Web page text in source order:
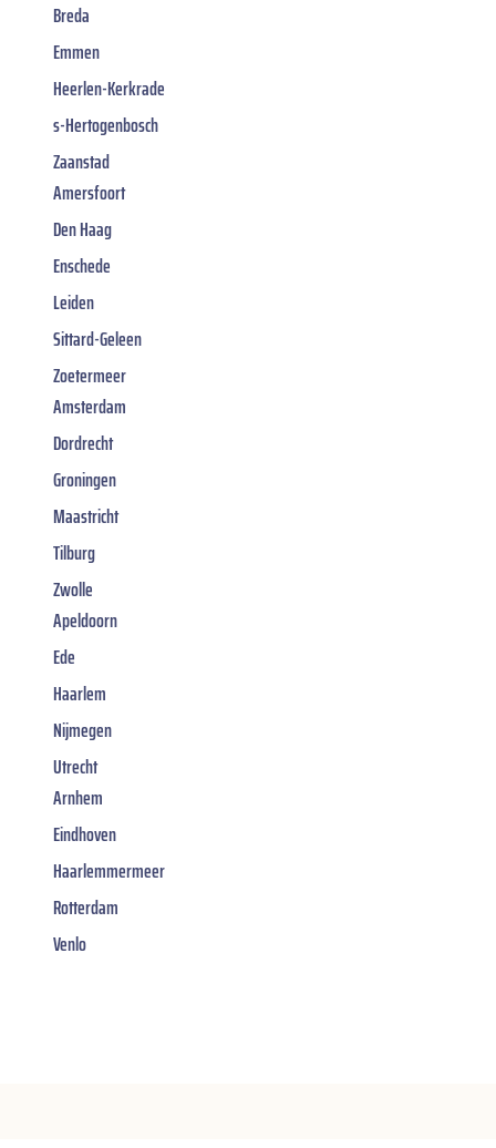
Breda
Emmen
Heerlen-Kerkrade
s-Hertogenbosch
Zaanstad
Amersfoort
Den Haag
Enschede
Leiden
Sittard-Geleen
Zoetermeer
Amsterdam
Dordrecht
Groningen
Maastricht
Tilburg
Zwolle
Apeldoorn
Ede
Haarlem
Nijmegen
Utrecht
Arnhem
Eindhoven
Haarlemmermeer
Rotterdam
Venlo